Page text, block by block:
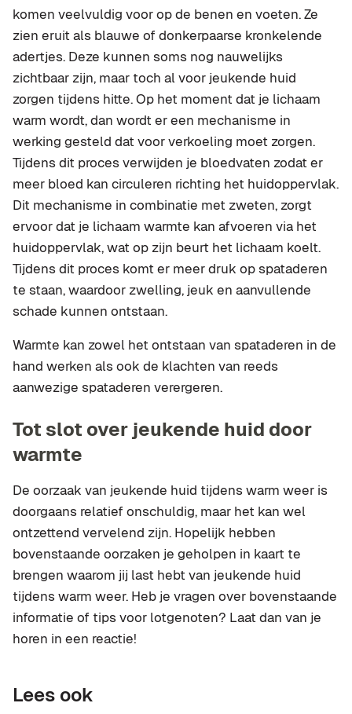
komen veelvuldig voor op de benen en voeten. Ze
zien eruit als blauwe of donkerpaarse kronkelende
adertjes. Deze kunnen soms nog nauwelijks
zichtbaar zijn, maar toch al voor jeukende huid
zorgen tijdens hitte. Op het moment dat je lichaam
warm wordt, dan wordt er een mechanisme in
werking gesteld dat voor verkoeling moet zorgen.
Tijdens dit proces verwijden je bloedvaten zodat er
meer bloed kan circuleren richting het huidoppervlak.
Dit mechanisme in combinatie met zweten, zorgt
ervoor dat je lichaam warmte kan afvoeren via het
huidoppervlak, wat op zijn beurt het lichaam koelt.
Tijdens dit proces komt er meer druk op spataderen
te staan, waardoor zwelling, jeuk en aanvullende
schade kunnen ontstaan.
Warmte kan zowel het ontstaan van spataderen in de
hand werken als ook de klachten van reeds
aanwezige spataderen verergeren.
Tot slot over jeukende huid door
warmte
De oorzaak van jeukende huid tijdens warm weer is
doorgaans relatief onschuldig, maar het kan wel
ontzettend vervelend zijn. Hopelijk hebben
bovenstaande oorzaken je geholpen in kaart te
brengen waarom jij last hebt van jeukende huid
tijdens warm weer. Heb je vragen over bovenstaande
informatie of tips voor lotgenoten? Laat dan van je
horen in een reactie!
Lees ook